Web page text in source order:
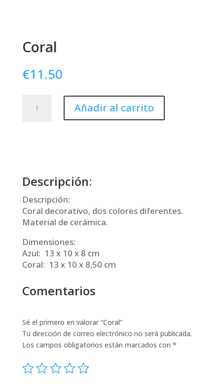
Coral
€11.50
cantidad
Añadir al carrito
Descripción:
Descripción:
Coral decorativo, dos colores diferentes.
Material de cerámica.
Dimensiones:
Azul: 13 x 10 x 8 cm
Coral: 13 x 10 x 8,50 cm
Comentarios
Sé el primero en valorar “Coral”
Tu dirección de correo electrónico no será publicada.
Los campos obligatorios están marcados con *